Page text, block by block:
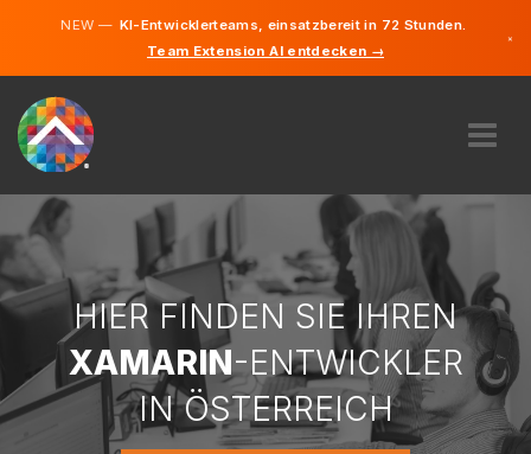
NEW —KI-Entwicklerteams, einsatzbereit in 72 Stunden.
Team Extension AI entdecken →
×
ÜBER UNS
EXPERTISE
WIE FUNKTIONIERT ES?
KARRIERE
FINDEN
ÖSTERREICH
HIER FINDEN SIE IHREN
XAMARIN-ENTWICKLER
IN ÖSTERREICH